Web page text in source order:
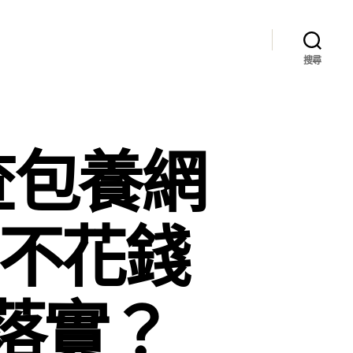
搜尋
養網
花錢
？_